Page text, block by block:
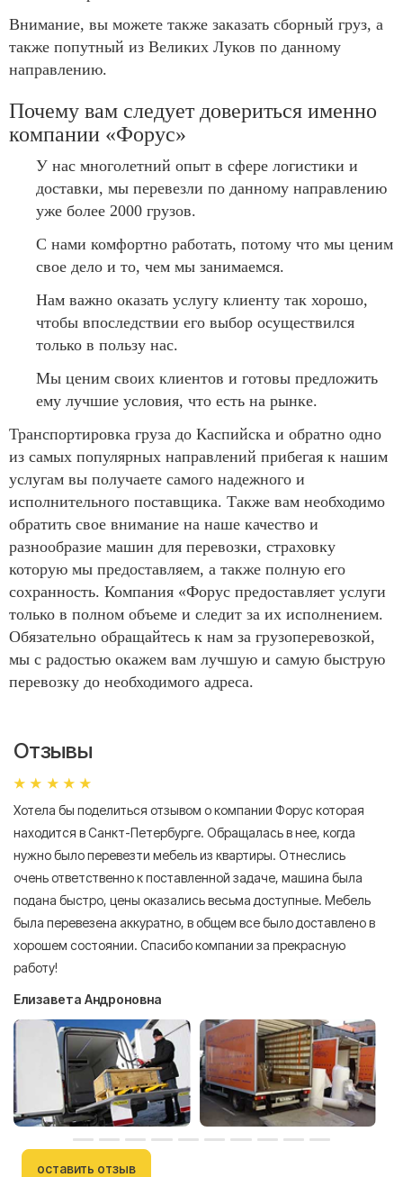
Внимание, вы можете также заказать сборный груз, а
также попутный из Великих Луков по данному
направлению.
Почему вам следует довериться именно
компании «Форус»
У нас многолетний опыт в сфере логистики и
доставки, мы перевезли по данному направлению
уже более 2000 грузов.
С нами комфортно работать, потому что мы ценим
свое дело и то, чем мы занимаемся.
Нам важно оказать услугу клиенту так хорошо,
чтобы впоследствии его выбор осуществился
только в пользу нас.
Мы ценим своих клиентов и готовы предложить
ему лучшие условия, что есть на рынке.
Транспортировка груза до Каспийска и обратно одно
из самых популярных направлений прибегая к нашим
услугам вы получаете самого надежного и
исполнительного поставщика. Также вам необходимо
обратить свое внимание на наше качество и
разнообразие машин для перевозки, страховку
которую мы предоставляем, а также полную его
сохранность. Компания «Форус предоставляет услуги
только в полном объеме и следит за их исполнением.
Обязательно обращайтесь к нам за грузоперевозкой,
мы с радостью окажем вам лучшую и самую быструю
перевозку до необходимого адреса.
Отзывы
Хотела бы поделиться отзывом о компании Форус которая
находится в Санкт-Петербурге. Обращалась в нее, когда
нужно было перевезти мебель из квартиры. Отнеслись
очень ответственно к поставленной задаче, машина была
подана быстро, цены оказались весьма доступные. Мебель
была перевезена аккуратно, в общем все было доставлено в
хорошем состоянии. Спасибо компании за прекрасную
работу!
Елизавета Андроновна
оставить отзыв